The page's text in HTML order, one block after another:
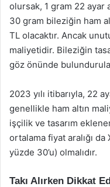
olursak, 1 gram 22 ayar
30 gram bileziğin ham
TL olacaktır. Ancak
maliyetidir. Bileziğin
göz önünde
2023 yılı itibarıyla, 22
genellikle ham altın
işçilik ve tasarım
ortalama fiyat aralığı da
yüzde 30’u) olmalıdır.
Takı Alırken Dikkat